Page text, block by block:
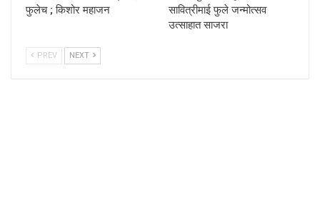
फुलेच ; किशोर महाजन
सावित्रीमाई फुले जन्मोत्सव
उत्साहात साजरा
PREV NEXT